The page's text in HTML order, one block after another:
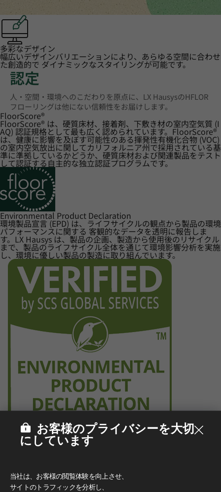
多彩なデザイン
幅広いデザインバリエーションにより、あらゆる空間に合わせ
た創造的で ダイナミックなスタイリングが可能です。
認定
人・空間・環境へのこだわりを原点に、LX HausysのHFLOR
フローリングは他にない信頼性をお届けします。
FloorScore®
FloorScore® は、硬質床材、接着剤、下敷き材の室内空気質 (I
AQ) 認証規格として最も広く認められています。FloorScore®
は、健康に影響を及ぼす可能性のある揮発性有機化合物 (VOC)
の室内空気放出に関してカリフォルニア州で採用されている基
準に準拠しているかどうか、硬質床材および関連製品をテスト
して認証する自主的な独立認証プログラムです。
Environmental Product Declaration
環境製品宣言 (EPD) は、ライフサイクルの観点から製品の環境
パフォーマンスに関する 客観的なデータを透明に報告しま
す。LX Hausys は、製品の企画、製造から使用後のリサイクル
まで、製品のライフサイクル全体を通じて環境影響分析を実施
し、環境に優しい製品の製造に取り組んでいます。
お客様のプライバシーを大切
にしています
当社は、お客様の閲覧体験を向上させ、
サイトのトラフィックを分析し、